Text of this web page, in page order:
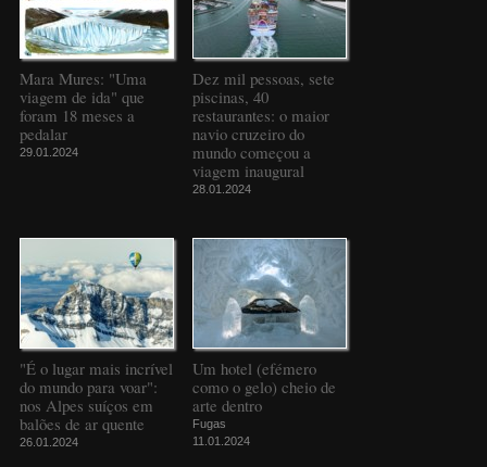
Mara Mures: "Uma
viagem de ida" que
foram 18 meses a
pedalar
29.01.2024
Dez mil pessoas, sete
piscinas, 40
restaurantes: o maior
navio cruzeiro do
mundo começou a
viagem inaugural
28.01.2024
"É o lugar mais incrível
do mundo para voar":
nos Alpes suíços em
balões de ar quente
26.01.2024
Um hotel (efémero
como o gelo) cheio de
arte dentro
Fugas
11.01.2024